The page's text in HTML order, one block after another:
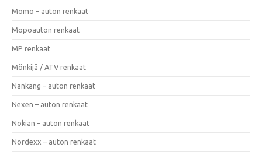
Momo – auton renkaat
Mopoauton renkaat
MP renkaat
Mönkijä / ATV renkaat
Nankang – auton renkaat
Nexen – auton renkaat
Nokian – auton renkaat
Nordexx – auton renkaat